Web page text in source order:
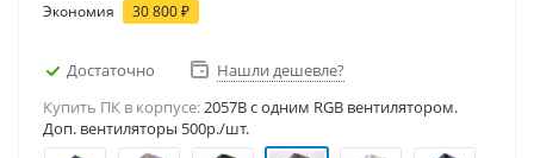
Экономия 30 800₽
Достаточно
Нашли дешевле?
Купить ПК в корпусе:2057B c одним RGB вентилятором.
Доп. вентиляторы 500р./шт.